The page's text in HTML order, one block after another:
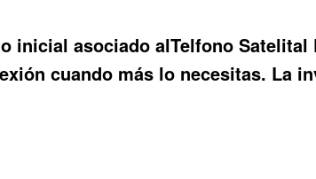
inicial asociado alTelfono Satelital
cuando más lo necesitas. La